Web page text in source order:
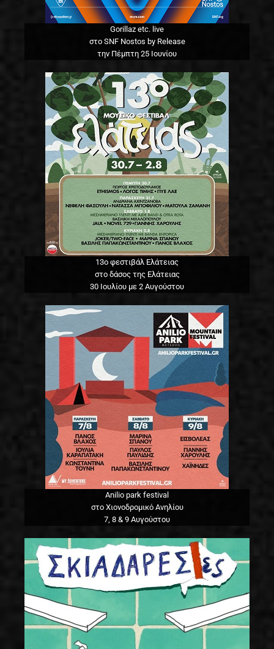
Gorillaz etc. live
στο SNF Nostos by Release
την Πέμπτη 25 Ιουνίου
13o φεστιβάλ Ελάτειας
στο δάσος της Ελάτειας
30 Ιουλίου με 2 Αυγούστου
Anilio park festival
στο Χιονοδρομικό Ανηλίου
7, 8 & 9 Αυγούστου